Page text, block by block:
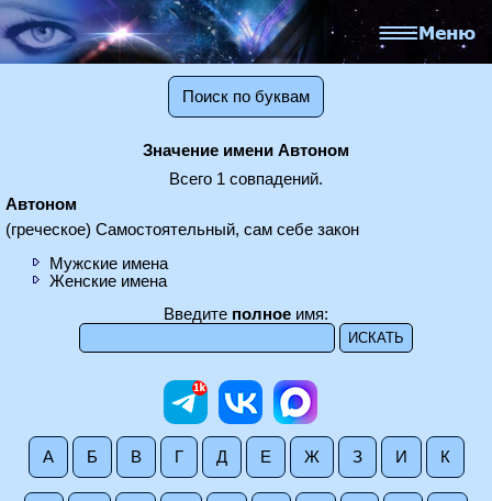
Поиск по буквам
Значение имени Автоном
Всего 1 совпадений.
Автоном
(греческое) Самостоятельный, сам себе закон
Мужские имена
Женские имена
Введите полное имя:
А Б В Г Д Е Ж З И К